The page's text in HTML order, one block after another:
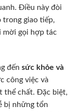
Điều này đòi
trong giao tiếp,
gọi hợp tác
đến sức khỏe và
công việc và
thể chất. Đặc biệt,
bị những tổn